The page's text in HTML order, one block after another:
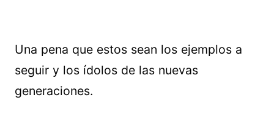
Una pena que estos sean los ejemplos a
seguir y los ídolos de las nuevas
generaciones.